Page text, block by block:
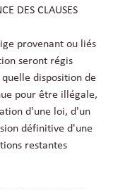
DES CLAUSES
provenant ou liés
seront régis
disposition de
pour être illégale,
d'une loi, d'un
définitive d'une
restantes